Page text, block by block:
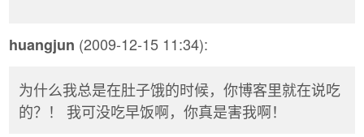
huangjun (2009-12-15 11:34):
为什么我总是在肚子饿的时候，你博客里就在说吃
的？！ 我可没吃早饭啊，你真是害我啊！